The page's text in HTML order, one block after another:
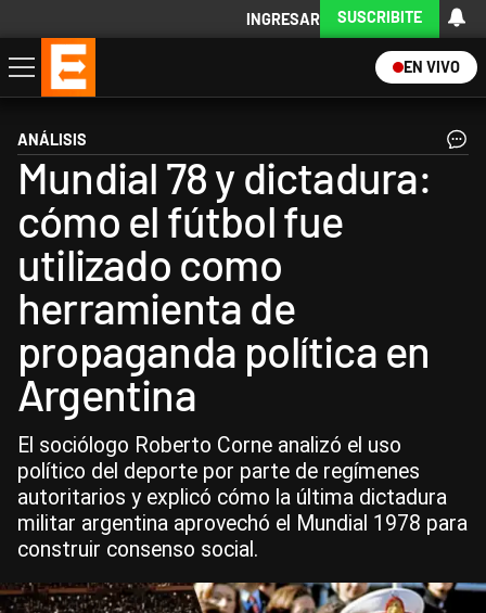
INGRESAR SUSCRIBITE
EN VIVO
Economía
Política
Internacional
Actualidad
Descargá la App
ANÁLISIS
Mundial 78 y dictadura:
cómo el fútbol fue
utilizado como
herramienta de
propaganda política en
Argentina
El sociólogo Roberto Corne analizó el uso
político del deporte por parte de regímenes
autoritarios y explicó cómo la última dictadura
militar argentina aprovechó el Mundial 1978 para
construir consenso social.